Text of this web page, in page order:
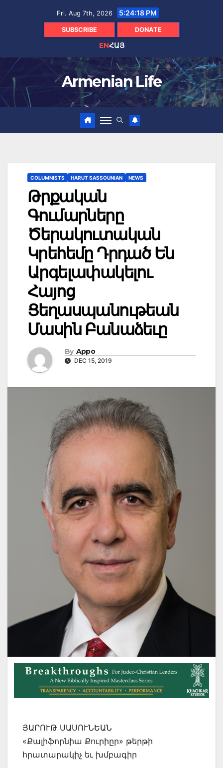
Fri. Aug 7th, 2026 5:24:19 PM
SUBSCRIBE DONATE
ENՀԱՅ
Armenian Life
COLUMNISTS HARUT SASSOUNIAN NEWS
Թրքական
Գումարները
Ծերակուտական
Կրեհեմը Դրդած Են
Արգելափակելու
Հայոց
Ցեղասպանութեան
Մասին Բանաձեւը
By Appo
DEC 15, 2019
ՅԱՐՈՒԹ ՍԱՍՈՒՆԵԱՆ
«Քալիֆորնիա Քուրիըր» թերթի
հրատարակիչ եւ խմբագիր